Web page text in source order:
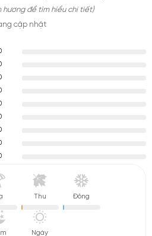
hương để tìm hiểu chi tiết)
cập nhật
Thu Đông
Ngày